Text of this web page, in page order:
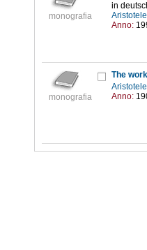
monografia
in
Anno:
monografia
The
Anno: